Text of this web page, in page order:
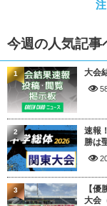
今週の人気記事
大会
1
速報
勝は
2
【
大会
3